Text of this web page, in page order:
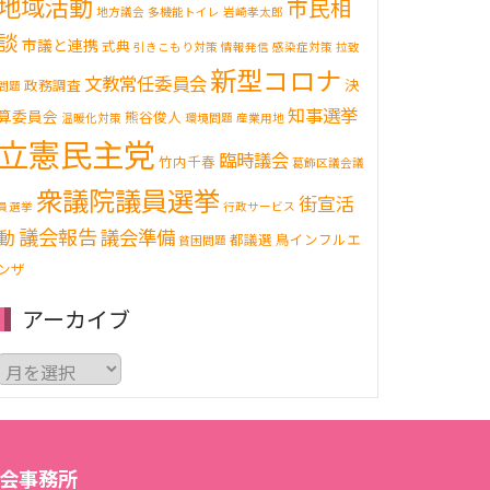
域活動 地方議会 多機能トイレ 岩崎孝太郎 市民相
市議と連携 式典 引きこもり対策 情報発信 感染症対策 拉致
題 政務調査 文教常任委員会 新型コロナ 決
委員会 温暖化対策 熊谷俊人 環境問題 産業用地 知事選挙
憲民主党 竹内千春 臨時議会 葛飾区議会議
選挙 衆議院議員選挙 行政サービス 街宣活
議会報告議会準備 貧困問題 都議選 鳥インフルエ
ザ
アーカイブ
事務所